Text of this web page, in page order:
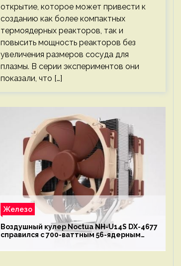
открытие, которое может привести к
созданию как более компактных
термоядерных реакторов, так и
повысить мощность реакторов без
увеличения размеров сосуда для
плазмы. В серии экспериментов они
показали, что […]
Железо
Воздушный кулер Noctua NH-U14S DX-4677
справился с 700-ваттным 56-ядерным